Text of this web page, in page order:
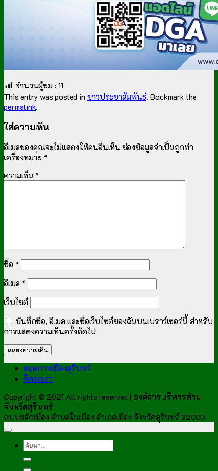
จำนวนผู้ชม : 11
This entry was posted in ข่าวประชาสัมพันธ์. Bookmark the
permalink.
ใส่ความเห็น
อีเมลของคุณจะไม่แสดงให้คนอื่นเห็น ช่องข้อมูลจำเป็นถูกทำ
เครื่องหมาย *
ความเห็น *
ชื่อ *
อีเมล *
เว็บไซต์
บันทึกชื่อ, อีเมล และชื่อเว็บไซต์ของฉันบนเบราว์เซอร์นี้ สำหรับ
การแสดงความเห็นครั้งถัดไป
สมุดภาพเมืองสุรินทร์
ติดต่อเรา
Copyright © 2021 All rights reserved | องค์การบริหารส่วน
จังหวัดสุรินทร์
ถนนหลักเมือง ตำบลในเมือง อำเภอเมือง จังหวัดสุรินทร์ 32000